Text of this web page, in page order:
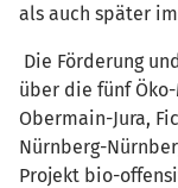
als auch später
Die Förderung
über die fünf
Obermain-Jura,
Nürnberg-
Projekt bio-